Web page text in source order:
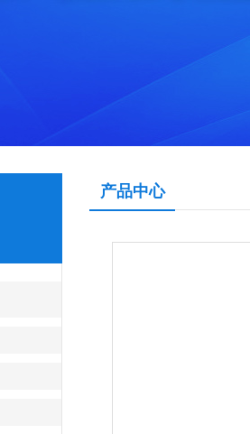
产品中心